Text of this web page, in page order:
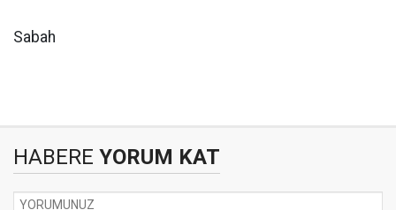
Sabah
HABERE YORUM KAT